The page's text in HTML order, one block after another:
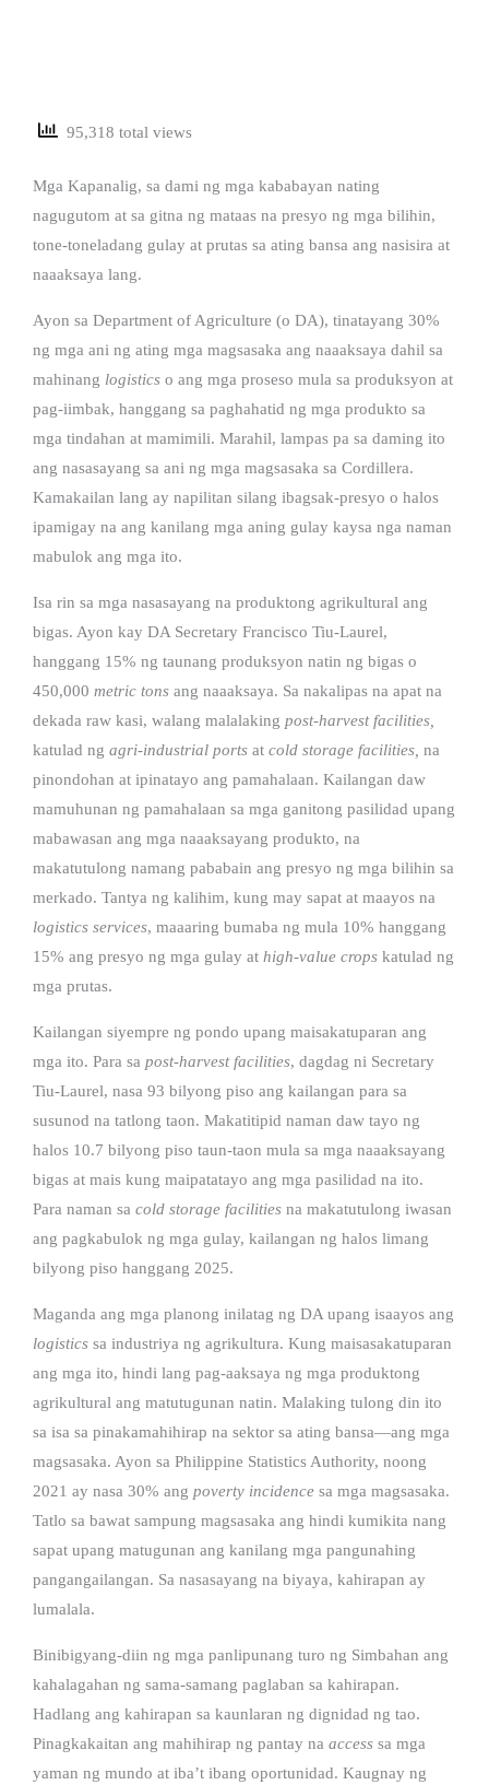
95,318 total views
Mga Kapanalig, sa dami ng mga kababayan nating
nagugutom at sa gitna ng mataas na presyo ng mga bilihin,
tone-toneladang gulay at prutas sa ating bansa ang nasisira at
naaaksaya lang.
Ayon sa Department of Agriculture (o DA), tinatayang 30%
ng mga ani ng ating mga magsasaka ang naaaksaya dahil sa
mahinang logistics o ang mga proseso mula sa produksyon at
pag-iimbak, hanggang sa paghahatid ng mga produkto sa
mga tindahan at mamimili. Marahil, lampas pa sa daming ito
ang nasasayang sa ani ng mga magsasaka sa Cordillera.
Kamakailan lang ay napilitan silang ibagsak-presyo o halos
ipamigay na ang kanilang mga aning gulay kaysa nga naman
mabulok ang mga ito.
Isa rin sa mga nasasayang na produktong agrikultural ang
bigas. Ayon kay DA Secretary Francisco Tiu-Laurel,
hanggang 15% ng taunang produksyon natin ng bigas o
450,000 metric tons ang naaaksaya. Sa nakalipas na apat na
dekada raw kasi, walang malalaking post-harvest facilities,
katulad ng agri-industrial ports at cold storage facilities, na
pinondohan at ipinatayo ang pamahalaan. Kailangan daw
mamuhunan ng pamahalaan sa mga ganitong pasilidad upang
mabawasan ang mga naaaksayang produkto, na
makatutulong namang pababain ang presyo ng mga bilihin sa
merkado. Tantya ng kalihim, kung may sapat at maayos na
logistics services, maaaring bumaba ng mula 10% hanggang
15% ang presyo ng mga gulay at high-value crops katulad ng
mga prutas.
Kailangan siyempre ng pondo upang maisakatuparan ang
mga ito. Para sa post-harvest facilities, dagdag ni Secretary
Tiu-Laurel, nasa 93 bilyong piso ang kailangan para sa
susunod na tatlong taon. Makatitipid naman daw tayo ng
halos 10.7 bilyong piso taun-taon mula sa mga naaaksayang
bigas at mais kung maipatatayo ang mga pasilidad na ito.
Para naman sa cold storage facilities na makatutulong iwasan
ang pagkabulok ng mga gulay, kailangan ng halos limang
bilyong piso hanggang 2025.
Maganda ang mga planong inilatag ng DA upang isaayos ang
logistics sa industriya ng agrikultura. Kung maisasakatuparan
ang mga ito, hindi lang pag-aaksaya ng mga produktong
agrikultural ang matutugunan natin. Malaking tulong din ito
sa isa sa pinakamahihirap na sektor sa ating bansa—ang mga
magsasaka. Ayon sa Philippine Statistics Authority, noong
2021 ay nasa 30% ang poverty incidence sa mga magsasaka.
Tatlo sa bawat sampung magsasaka ang hindi kumikita nang
sapat upang matugunan ang kanilang mga pangunahing
pangangailangan. Sa nasasayang na biyaya, kahirapan ay
lumalala.
Binibigyang-diin ng mga panlipunang turo ng Simbahan ang
kahalagahan ng sama-samang paglaban sa kahirapan.
Hadlang ang kahirapan sa kaunlaran ng dignidad ng tao.
Pinagkakaitan ang mahihirap ng pantay na access sa mga
yaman ng mundo at iba’t ibang oportunidad. Kaugnay ng